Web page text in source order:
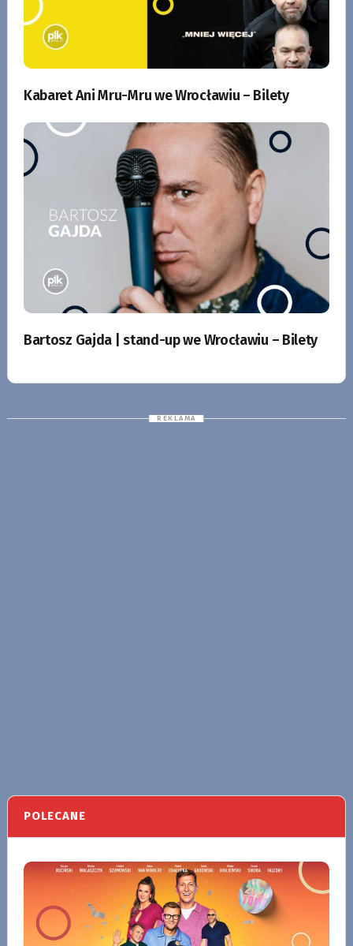
Kabaret Ani Mru-Mru we Wrocławiu – Bilety
Bartosz Gajda | stand-up we Wrocławiu – Bilety
POLECANE